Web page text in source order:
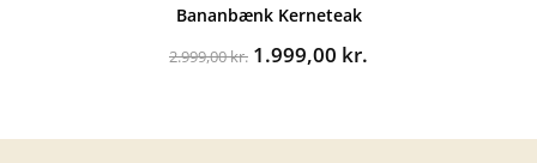
Bananbænk Kerneteak
2.999,00kr. Den
1.999,00 kr.